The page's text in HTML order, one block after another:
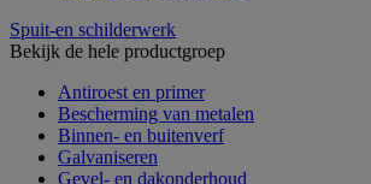
Spuit-en schilderwerk
Bekijk de hele productgroep
Antiroest en primer
Bescherming van metalen
Binnen- en buitenverf
Galvaniseren
Gevel- en dakonderhoud